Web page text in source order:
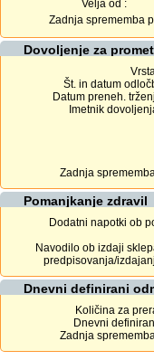
Velja od :
Zadnja sprememba
Dovoljenje za promet
Št. in datum
Datum preneh.
Imetnik
Zadnja
Pomanjkanje zdravil
Dodatni napotki ob
Navodilo ob izdaji
predpisovanja/
Dnevni definirani
Količina za
Dnevni
Zadnja